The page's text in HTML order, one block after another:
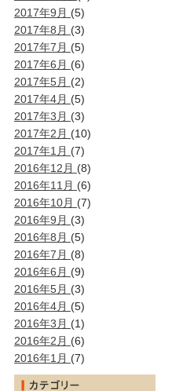
2017年9月 (5)
2017年8月 (3)
2017年7月 (5)
2017年6月 (6)
2017年5月 (2)
2017年4月 (5)
2017年3月 (3)
2017年2月 (10)
2017年1月 (7)
2016年12月 (8)
2016年11月 (6)
2016年10月 (7)
2016年9月 (3)
2016年8月 (5)
2016年7月 (8)
2016年6月 (9)
2016年5月 (3)
2016年4月 (5)
2016年3月 (1)
2016年2月 (6)
2016年1月 (7)